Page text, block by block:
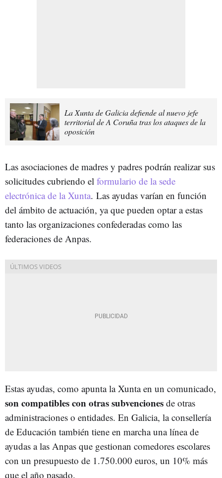
La Xunta de Galicia defiende al nuevo jefe
territorial de A Coruña tras los ataques de la
oposición
Las asociaciones de madres y padres podrán realizar sus
solicitudes cubriendo el formulario de la sede
electrónica de la Xunta. Las ayudas varían en función
del ámbito de actuación, ya que pueden optar a estas
tanto las organizaciones confederadas como las
federaciones de Anpas.
Estas ayudas, como apunta la Xunta en un comunicado,
son compatibles con otras subvenciones de otras
administraciones o entidades. En Galicia, la consellería
de Educación también tiene en marcha una línea de
ayudas a las Anpas que gestionan comedores escolares
con un presupuesto de 1.750.000 euros, un 10% más
que el año pasado.